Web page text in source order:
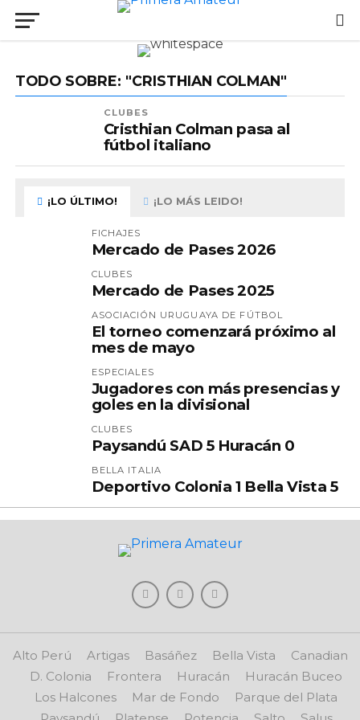
TODO SOBRE: "CRISTHIAN COLMAN"
CLUBES
Cristhian Colman pasa al
fútbol italiano
¡LO ÚLTIMO! ¡LO MÁS LEIDO!
FICHAJES
Mercado de Pases 2026
CLUBES
Mercado de Pases 2025
ASOCIACIÓN URUGUAYA DE FÚTBOL
El torneo comenzará próximo al
mes de mayo
ESPECIALES
Jugadores con más presencias y
goles en la divisional
CLUBES
Paysandú SAD 5 Huracán 0
BELLA ITALIA
Deportivo Colonia 1 Bella Vista 5
Alto Perú Artigas Basáñez Bella Vista
Canadian
D. Colonia
Frontera Huracán
Huracán Buceo
Los Halcones
Mar de Fondo
Parque del Plata